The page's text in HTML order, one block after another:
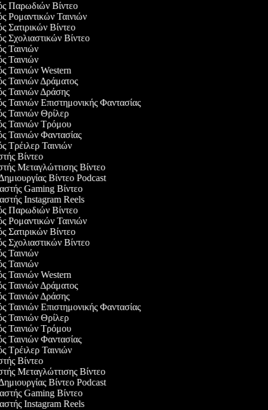
Παρωδιών Βίντεο
Ρομαντικών Ταινιών
Σατιρικών Βίντεο
Σχολιαστικών Βίντεο
Ταινιών
Ταινιών
Ταινιών Western
Ταινιών Δράματος
Ταινιών Δράσης
Ταινιών Επιστημονικής Φαντασίας
Ταινιών Θρίλερ
Ταινιών Τρόμου
Ταινιών Φαντασίας
Τρέιλερ Ταινιών
Βίντεο
Μεταγλώττισης Βίντεο
Βίντεο Podcast
Gaming Βίντεο
Instagram Reels
Παρωδιών Βίντεο
Ρομαντικών Ταινιών
Σατιρικών Βίντεο
Σχολιαστικών Βίντεο
Ταινιών
Ταινιών
Ταινιών Western
Ταινιών Δράματος
Ταινιών Δράσης
Ταινιών Επιστημονικής Φαντασίας
Ταινιών Θρίλερ
Ταινιών Τρόμου
Ταινιών Φαντασίας
Τρέιλερ Ταινιών
Βίντεο
Μεταγλώττισης Βίντεο
Βίντεο Podcast
Gaming Βίντεο
Instagram Reels